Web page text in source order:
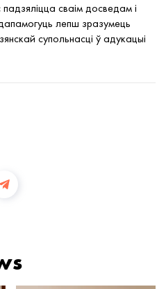
сваім досведам і
лепш зразумець
супольнасці ў адукацыі